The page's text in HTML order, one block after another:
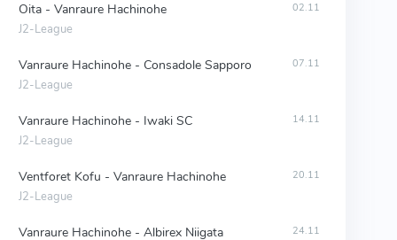
Oita - Vanraure Hachinohe
J2-League
02.11
Vanraure Hachinohe - Consadole Sapporo
J2-League
07.11
Vanraure Hachinohe - Iwaki SC
J2-League
14.11
Ventforet Kofu - Vanraure Hachinohe
J2-League
20.11
Vanraure Hachinohe - Albirex Niigata 24.11